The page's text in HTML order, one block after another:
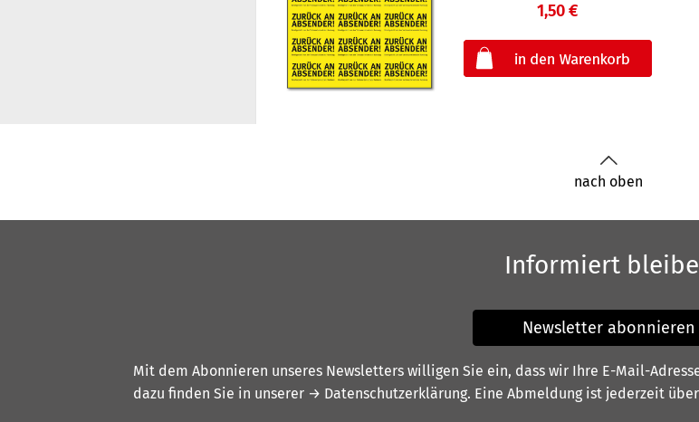
1,50 €
nach oben
Informiert
Newsletter abonnieren
Mit dem Abonnieren unseres Newsletters willigen Sie ein, dass wir Ihre E-Mail-
dazu finden Sie in unserer → Datenschutzerklärung. Eine Abmeldung ist jederzeit über